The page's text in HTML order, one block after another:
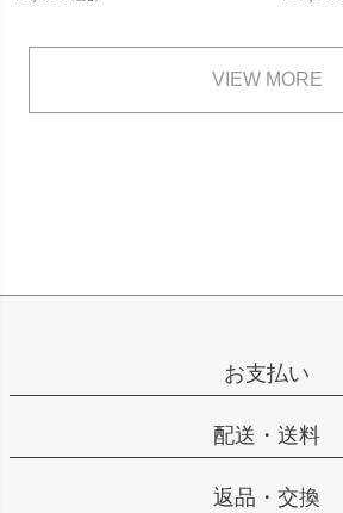
VIEW MORE
お支払い
配送・送料
返品・交換